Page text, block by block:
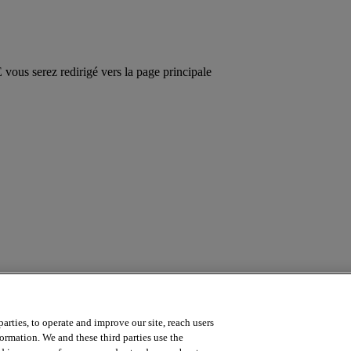
serez redirigé vers la page principale
course? Contact us by emailingonline.training@intersystems.com
to operate and improve our site, reach users
We and these third parties use the